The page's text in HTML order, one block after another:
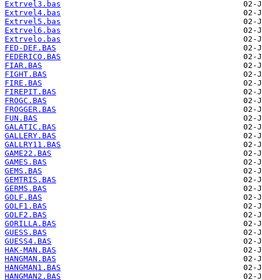
Extrvel3.bas
Extrvel4.bas
Extrvel5.bas
Extrvel6.bas
Extrvelo.bas
FED-DEF.BAS
FEDERICO.BAS
FIAR.BAS
FIGHT.BAS
FIRE.BAS
FIREPIT.BAS
FROGC.BAS
FROGGER.BAS
FUN.BAS
GALATIC.BAS
GALLERY.BAS
GALLRY11.BAS
GAME22.BAS
GAMES.BAS
GEMS.BAS
GEMTRIS.BAS
GERMS.BAS
GOLF.BAS
GOLF1.BAS
GOLF2.BAS
GORILLA.BAS
GUESS.BAS
GUESS4.BAS
HAK-MAN.BAS
HANGMAN.BAS
HANGMAN1.BAS
HANGMAN2.BAS